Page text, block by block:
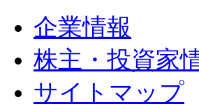
企業情報
株主・投資家
サイトマップ